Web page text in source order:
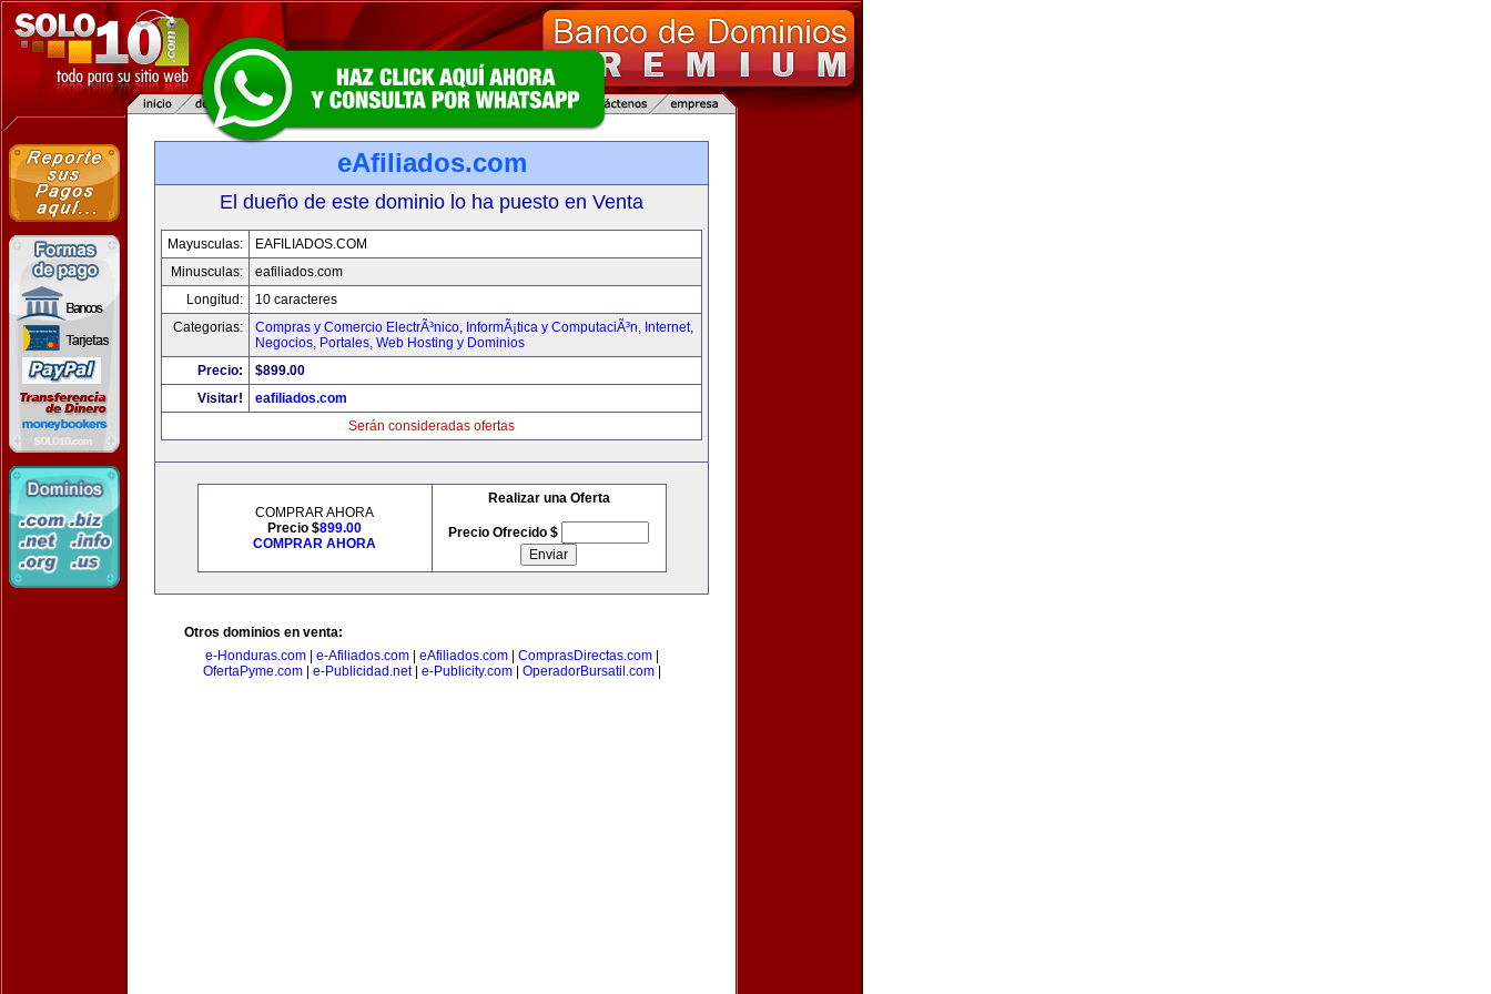
eAfiliados.com
El dueño de este dominio lo ha puesto en Venta
Mayusculas:
EAFILIADOS.COM
Minusculas:
eafiliados.com
Longitud:
10 caracteres
Categorias:
Compras y Comercio ElectrÃ³nico, InformÃ¡tica y ComputaciÃ³n, Internet,
Negocios, Portales, Web Hosting y Dominios
Precio:
$899.00
Visitar!
eafiliados.com
Serán consideradas ofertas
COMPRAR AHORA
Precio $899.00
COMPRAR AHORA
Realizar una Oferta
Precio Ofrecido $
Otros dominios en venta:
e-Honduras.com| e-Afiliados.com| eAfiliados.com| ComprasDirectas.com|
OfertaPyme.com| e-Publicidad.net| e-Publicity.com| OperadorBursatil.com|